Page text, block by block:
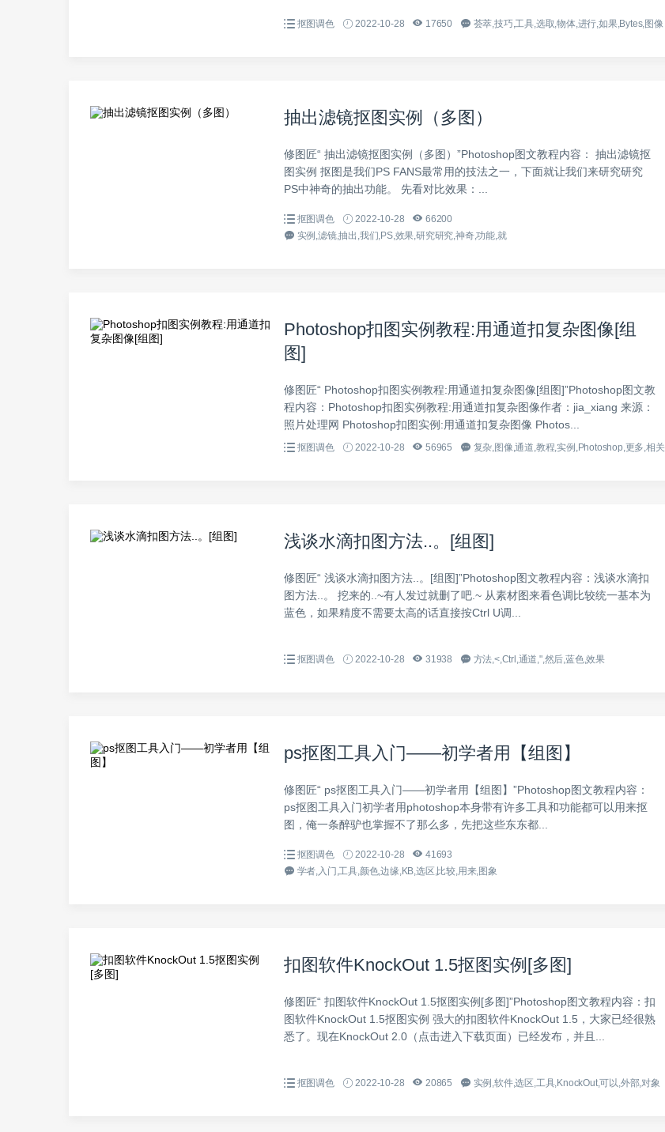
抠图调色 2022-10-28 17650 荟萃,技巧,工具,选取,物体,进行,如果,Bytes,图像
抽出滤镜抠图实例（多图）
修图匠“ 抽出滤镜抠图实例（多图）”Photoshop图文教程内容： 抽出滤镜抠
图实例 抠图是我们PS FANS最常用的技法之一，下面就让我们来研究研究
PS中神奇的抽出功能。 先看对比效果：...
抠图调色 2022-10-28
66200
实例,滤镜,抽出,我们,PS,效果,研究研究,神奇,功能,就
Photoshop扣图实例教程:用通道扣复杂图像[组
图]
修图匠“ Photoshop扣图实例教程:用通道扣复杂图像[组图]”Photoshop图文教
程内容：Photoshop扣图实例教程:用通道扣复杂图像作者：jia_xiang 来源：
照片处理网 Photoshop扣图实例:用通道扣复杂图像 Photos...
抠图调色 2022-10-28 56965 复杂,图像,通道,教程,实例,Photoshop,更多,相关
浅谈水滴扣图方法..。[组图]
修图匠“ 浅谈水滴扣图方法..。[组图]”Photoshop图文教程内容：浅谈水滴扣
图方法..。 挖来的..~有人发过就删了吧.~ 从素材图来看色调比较统一基本为
蓝色，如果精度不需要太高的话直接按Ctrl U调...
抠图调色 2022-10-28 31938 方法,<,Ctrl,通道,",然后,蓝色,效果
ps抠图工具入门——初学者用【组图】
修图匠“ ps抠图工具入门——初学者用【组图】”Photoshop图文教程内容：
ps抠图工具入门初学者用photoshop本身带有许多工具和功能都可以用来抠
图，俺一条醉驴也掌握不了那么多，先把这些东东都...
抠图调色 2022-10-28
41693
学者,入门,工具,颜色,边缘,KB,选区,比较,用来,图象
扣图软件KnockOut 1.5抠图实例[多图]
修图匠“ 扣图软件KnockOut 1.5抠图实例[多图]”Photoshop图文教程内容：扣
图软件KnockOut 1.5抠图实例 强大的扣图软件KnockOut 1.5，大家已经很熟
悉了。现在KnockOut 2.0（点击进入下载页面）已经发布，并且...
抠图调色 2022-10-28 20865 实例,软件,选区,工具,KnockOut,可以,外部,对象